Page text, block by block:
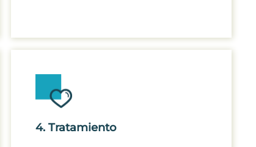
4. Tratamiento